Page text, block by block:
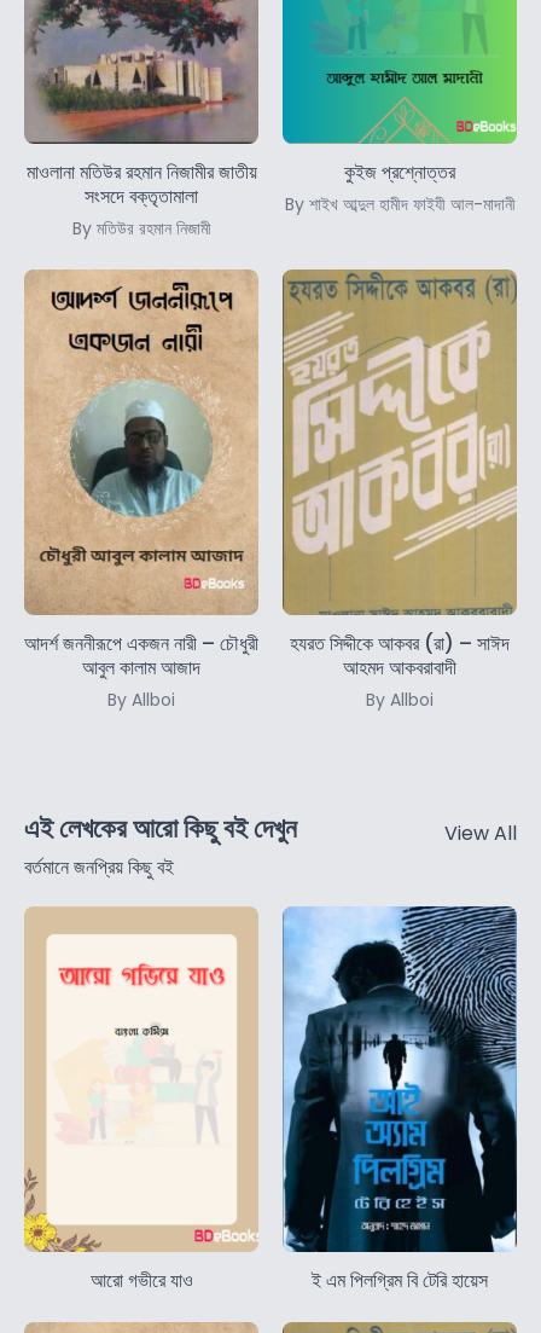
মাওলানা মতিউর রহমান নিজামীর জাতীয়
সংসদে বক্তৃতামালা
By মতিউর রহমান নিজামী
কুইজ প্রশ্নোত্তর
By শাইখ আব্দুল হামীদ ফাইযী আল-মাদানী
আদর্শ জননীরূপে একজন নারী – চৌধুরী
আবুল কালাম আজাদ
By Allboi
হযরত সিদ্দীকে আকবর (রা) – সাঈদ
আহমদ আকবরাবাদী
By Allboi
এই লেখকের আরো কিছু বই দেখুন
বর্তমানে জনপ্রিয় কিছু বই
View All
আরো গভীরে যাও ই এম পিলগ্রিম বি টেরি হায়েস